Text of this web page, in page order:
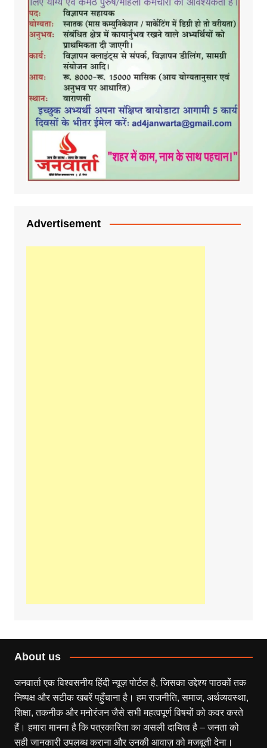
Advertisement
About us
जनवार्ता एक विश्वसनीय हिंदी न्यूज़ पोर्टल है, जिसका उद्देश्य पाठकों तक
निष्पक्ष और सटीक खबरें पहुँचाना है। हम राजनीति, समाज, अर्थव्यवस्था,
शिक्षा, तकनीक और मनोरंजन जैसे सभी महत्वपूर्ण विषयों को कवर करते
हैं। हमारा मानना है कि पत्रकारिता का असली दायित्व है – जनता को
सही जानकारी उपलब्ध कराना और उनकी आवाज़ को मजबूती देना।